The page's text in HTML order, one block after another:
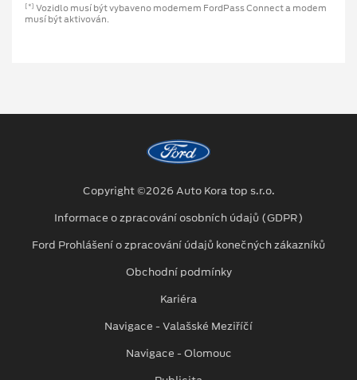
[*]
Vozidlo musí být vybaveno modemem FordPass Connect a modem
musí být aktivován.
Copyright ©2026 Auto Kora top s.r.o.
Informace o zpracování osobních údajů (GDPR)
Ford Prohlášení o zpracování údajů konečných zákazníků
Obchodní podmínky
Kariéra
Navigace - Valašské Meziříčí
Navigace - Olomouc